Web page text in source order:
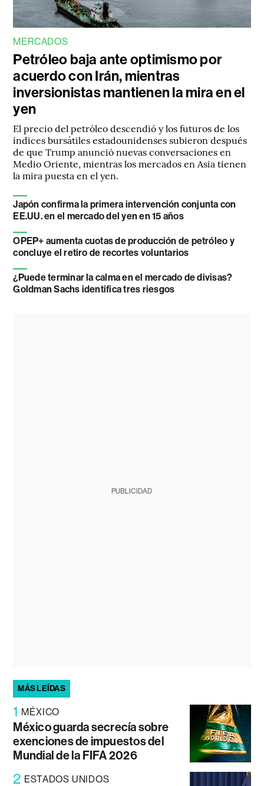
MERCADOS
Petróleo baja ante optimismo por
acuerdo con Irán, mientras
inversionistas mantienen la mira en el
yen
El precio del petróleo descendió y los futuros de los
índices bursátiles estadounidenses subieron después
de que Trump anunció nuevas conversaciones en
Medio Oriente, mientras los mercados en Asia tienen
la mira puesta en el yen.
Japón confirma la primera intervención conjunta con
EE.UU. en el mercado del yen en 15 años
OPEP+ aumenta cuotas de producción de petróleo y
concluye el retiro de recortes voluntarios
¿Puede terminar la calma en el mercado de divisas?
Goldman Sachs identifica tres riesgos
PUBLICIDAD
MÁS LEÍDAS
1 MÉXICO
México guarda secrecía sobre
exenciones de impuestos del
Mundial de la FIFA 2026
2 ESTADOS UNIDOS